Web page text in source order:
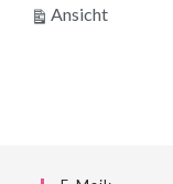
Ansicht